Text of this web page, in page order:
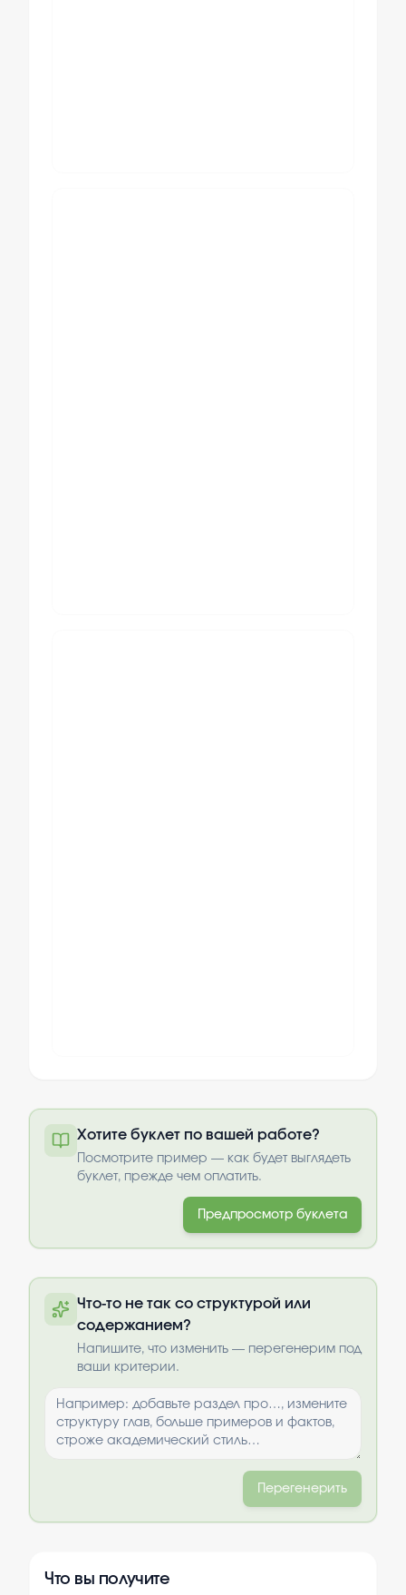
оплаты
Хотите буклет по вашей работе?
Посмотрите пример — как будет выглядеть
буклет, прежде чем оплатить.
Предпросмотр буклета
Что-то не так со структурой или
содержанием?
Напишите, что изменить — перегенерим под
ваши критерии.
Перегенерить
Что вы получите